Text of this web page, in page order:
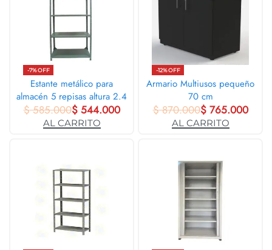
-7% OFF
Estante metálico para
almacén 5 repisas altura 2.4
mt
$585.000$544.000
AL CARRITO
-12% OFF
Armario Multiusos pequeño
70 cm
$870.000$765.000
AL CARRITO